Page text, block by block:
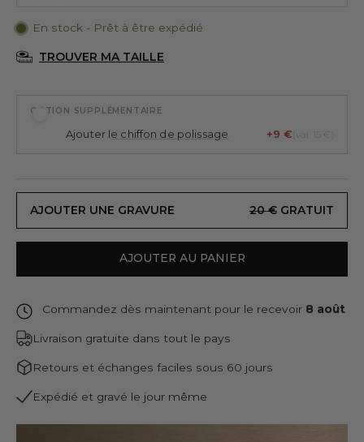
En stock - Prêt à être expédié
TROUVER MA TAILLE
OPTION SUPPLÉMENTAIRE
Ajouter le chiffon de polissage +9 € (val. 15 €)
AJOUTER UNE GRAVURE 20 € GRATUIT
AJOUTER AU PANIER
Commandez dès maintenant pour le recevoir 8 août
Livraison gratuite dans tout le pays
Retours et échanges faciles sous 60 jours
Expédié et gravé le jour même